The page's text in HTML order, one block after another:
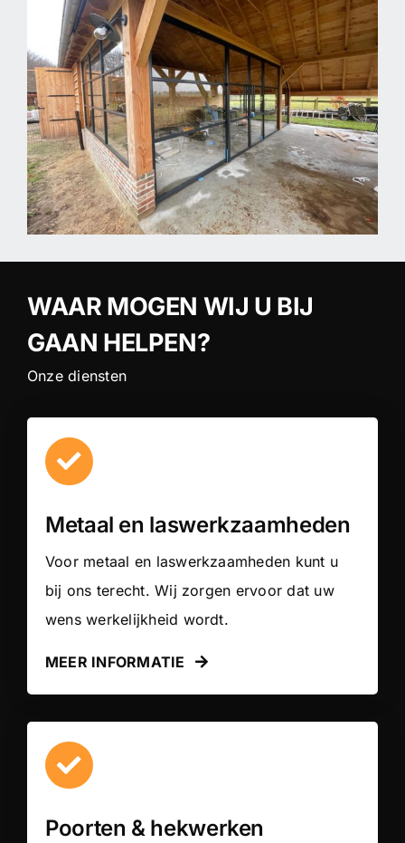
WAAR MOGEN WIJ U BIJ
GAAN HELPEN?
Onze diensten
Metaal en laswerkzaamheden
Voor metaal en laswerkzaamheden kunt u
bij ons terecht. Wij zorgen ervoor dat uw
wens werkelijkheid wordt.
MEER INFORMATIE
Poorten & hekwerken